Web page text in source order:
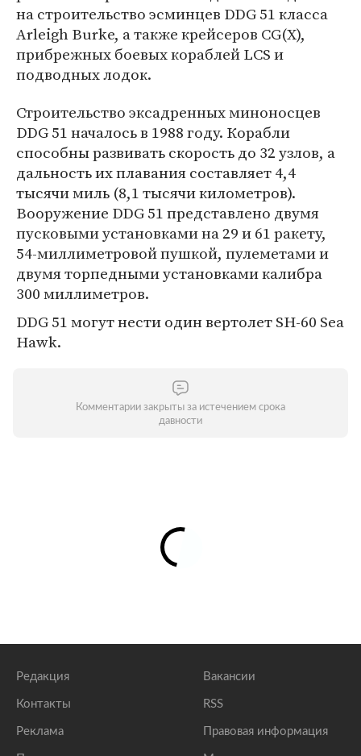
на строительство эсминцев DDG 51 класса
Arleigh Burke, а также крейсеров CG(X),
прибрежных боевых кораблей LCS и
подводных лодок.
Строительство эксадренных миноносцев
DDG 51 началось в 1988 году. Корабли
способны развивать скорость до 32 узлов, а
дальность их плавания составляет 4,4
тысячи миль (8,1 тысячи километров).
Вооружение DDG 51 представлено двумя
пусковыми установками на 29 и 61 ракету,
54-миллиметровой пушкой, пулеметами и
двумя торпедными установками калибра
300 миллиметров.
DDG 51 могут нести один вертолет SH-60 Sea
Hawk.
Комментарии закрыты за истечением срока
давности
Редакция
Контакты
Реклама
Вакансии
RSS
Правовая информация